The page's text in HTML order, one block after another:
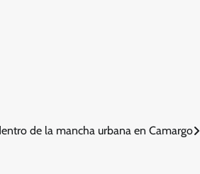
de la mancha urbana en Camargo